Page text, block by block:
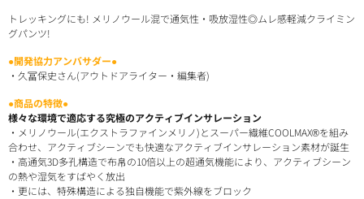
トレッキングにも! メリノウール混で通気性・吸放湿性◎ムレ感軽減クライミン
グパンツ!
●開発協力アンバサダー●
・久冨保史さん(アウトドアライター・編集者)
●商品の特徴●
様々な環境で適応する究極のアクティブインサレーション
・メリノウール(エクストラファインメリノ)とスーパー繊維COOLMAX®を組み
合わせ、アクティブシーンでも快適なアクティブインサレーション素材が誕生
・高通気3D多孔構造で布帛の10倍以上の超通気機能により、アクティブシーン
の熱や湿気をすばやく放出
・更には、特殊構造による独自機能で紫外線をブロック